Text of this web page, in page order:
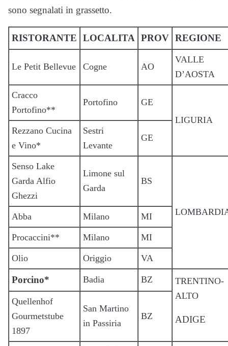
sono segnalati in grassetto.
RISTORANTE LOCALITA PROV REGIONE
Le Petit Bellevue Cogne AO
VALLE
D’AOSTA
Cracco
Portofino**
Portofino
GE
LIGURIA
Rezzano Cucina
e Vino*
Sestri
Levante
GE
Senso Lake
Garda Alfio
Ghezzi
Limone sul
Garda
BS
Abba Milano MI
Procaccini** Milano MI
Olio Origgio VA
Porcino* Badia BZ
TRENTINO-
ALTO
ADIGE
Quellenhof
Gourmetstube
1897
San Martino
in Passiria
BZ